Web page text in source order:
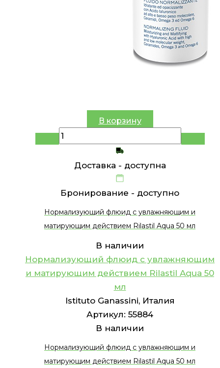
В корзину
Доставка - доступна
Бронирование - доступно
Нормализующий флюид с увлажняющим и
матирующим действием Rilastil Aqua 50 мл
В наличии
Нормализующий флюид с увлажняющим
и матирующим действием Rilastil Aqua 50
мл
Istituto Ganassini, Италия
Артикул: 55884
В наличии
Нормализующий флюид с увлажняющим и
матирующим действием Rilastil Aqua 50 мл